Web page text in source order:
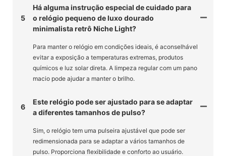
5
Há alguma instrução especial de cuidado para
o relógio pequeno de luxo dourado
minimalista retrô Niche Light?
Para manter o relógio em condições ideais, é aconselhável
evitar a exposição a temperaturas extremas, produtos
químicos e luz solar direta. A limpeza regular com um pano
macio pode ajudar a manter o brilho.
6
Este relógio pode ser ajustado para se adaptar
a diferentes tamanhos de pulso?
Sim, o relógio tem uma pulseira ajustável que pode ser
redimensionada para se adaptar a vários tamanhos de
pulso. Proporciona flexibilidade e conforto ao usuário.